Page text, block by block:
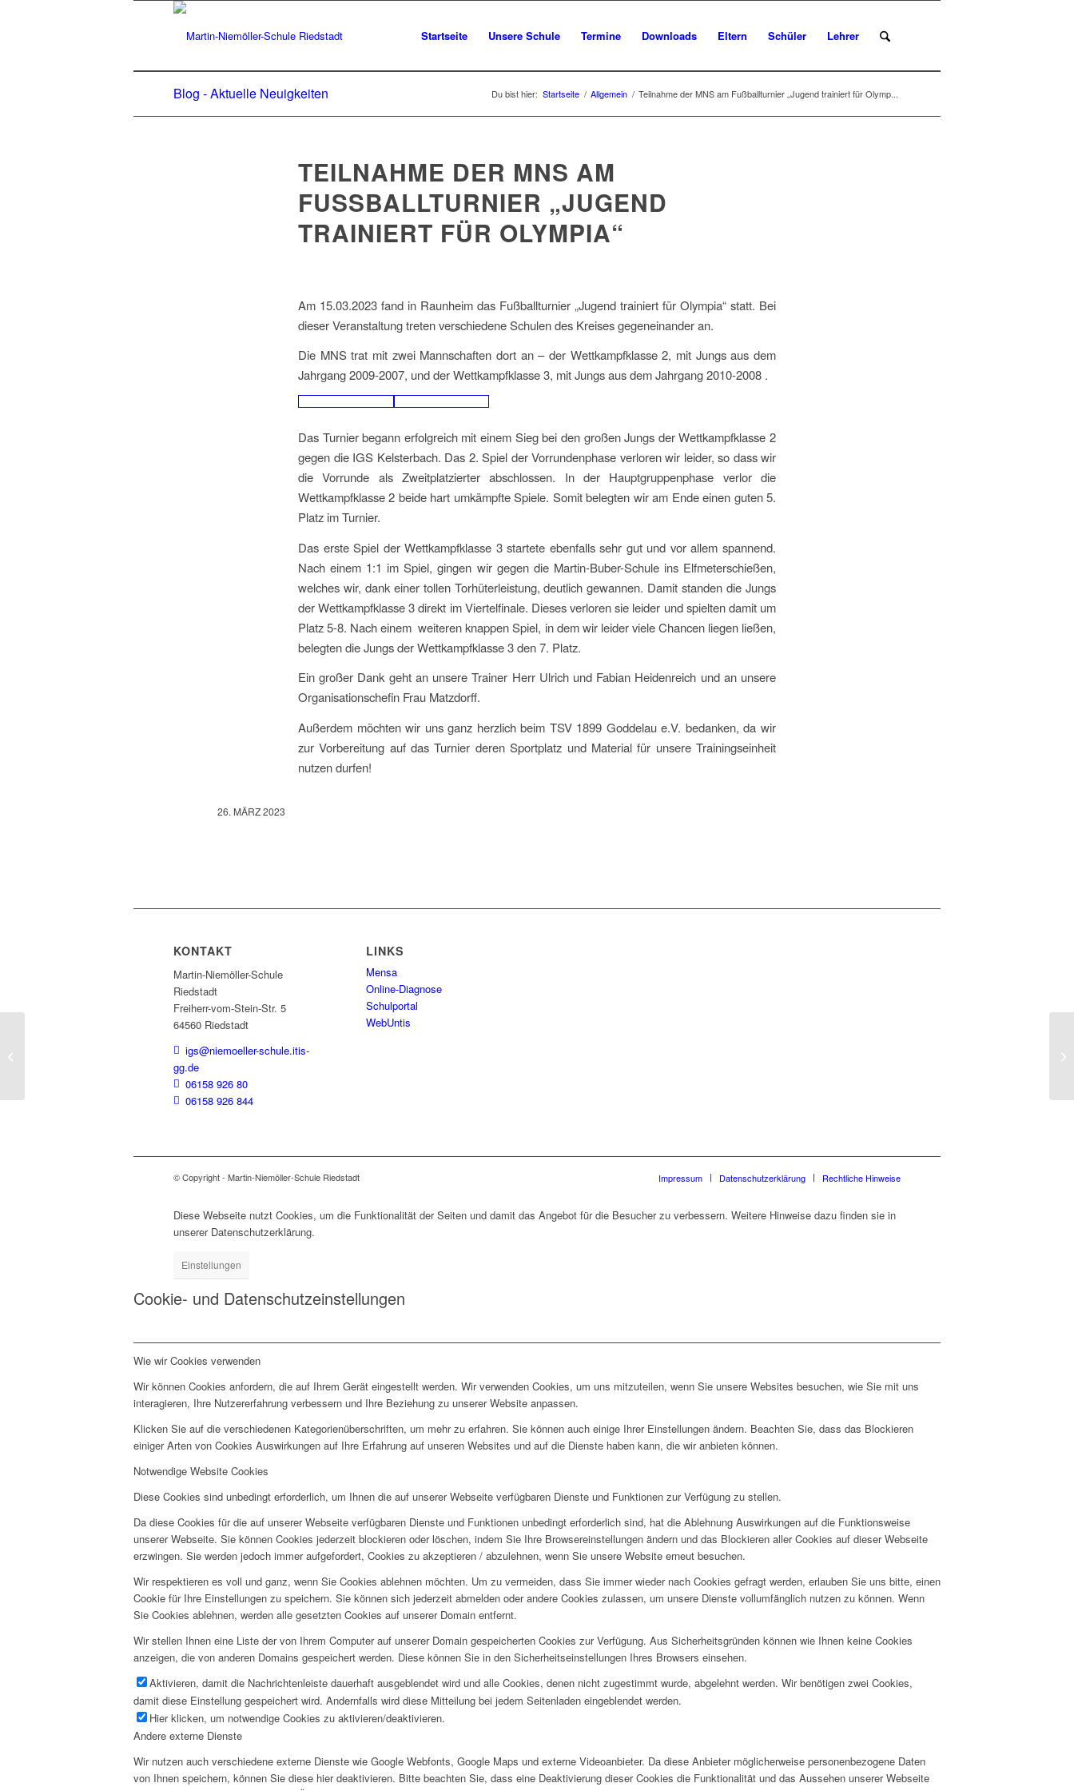
Startseite Unsere Schule Termine Downloads Eltern Schüler Lehrer
Blog - Aktuelle Neuigkeiten Du bist hier: Startseite / Allgemein / Teilnahme der MNS am Fußballturnier „Jugend trainiert für Olymp...
TEILNAHME DER MNS AM
FUSSBALLTURNIER „JUGEND T
RAINIERT FÜR OLYMPIA“
Am 15.03.2023 fand in Raunheim das Fußballturnier „Jugend trainiert für Olympia“ statt. Bei
dieser Veranstaltung treten verschiedene Schulen des Kreises gegeneinander an.
Die MNS trat mit zwei Mannschaften dort an – der Wettkampfklasse 2, mit Jungs aus dem
Jahrgang 2009-2007, und der Wettkampfklasse 3, mit Jungs aus dem Jahrgang 2010-2008 .
Das Turnier begann erfolgreich mit einem Sieg bei den großen Jungs der Wettkampfklasse 2
gegen die IGS Kelsterbach. Das 2. Spiel der Vorrundenphase verloren wir leider, so dass wir
die Vorrunde als Zweitplatzierter abschlossen. In der Hauptgruppenphase verlor die
Wettkampfklasse 2 beide hart umkämpfte Spiele. Somit belegten wir am Ende einen guten 5.
Platz im Turnier.
Das erste Spiel der Wettkampfklasse 3 startete ebenfalls sehr gut und vor allem spannend.
Nach einem 1:1 im Spiel, gingen wir gegen die Martin-Buber-Schule ins Elfmeterschießen,
welches wir, dank einer tollen Torhüterleistung, deutlich gewannen. Damit standen die Jungs
der Wettkampfklasse 3 direkt im Viertelfinale. Dieses verloren sie leider und spielten damit um
Platz 5-8. Nach einem weiteren knappen Spiel, in dem wir leider viele Chancen liegen ließen,
belegten die Jungs der Wettkampfklasse 3 den 7. Platz.
Ein großer Dank geht an unsere Trainer Herr Ulrich und Fabian Heidenreich und an unsere
Organisationschefin Frau Matzdorff.
Außerdem möchten wir uns ganz herzlich beim TSV 1899 Goddelau e.V. bedanken, da wir
zur Vorbereitung auf das Turnier deren Sportplatz und Material für unsere Trainingseinheit
nutzen durfen!
26. MÄRZ 2023
KONTAKT
Martin-Niemöller-Schule
Riedstadt
Freiherr-vom-Stein-Str. 5
64560 Riedstadt
igs@niemoeller-schule.itis-
gg.de
06158 926 80
06158 926 844
LINKS
Mensa
Online-Diagnose
Schulportal
WebUntis
© Copyright - Martin-Niemöller-Schule Riedstadt Impressum Datenschutzerklärung Rechtliche Hinweise
Diese Webseite nutzt Cookies, um die Funktionalität der Seiten und damit das Angebot für die Besucher zu verbessern. Weitere Hinweise dazu finden sie in
unserer Datenschutzerklärung.
Einstellungen
Cookie- und Datenschutzeinstellungen
Wie wir Cookies verwenden
Wir können Cookies anfordern, die auf Ihrem Gerät eingestellt werden. Wir verwenden Cookies, um uns mitzuteilen, wenn Sie unsere Websites besuchen, wie Sie mit uns
interagieren, Ihre Nutzererfahrung verbessern und Ihre Beziehung zu unserer Website anpassen.
Klicken Sie auf die verschiedenen Kategorienüberschriften, um mehr zu erfahren. Sie können auch einige Ihrer Einstellungen ändern. Beachten Sie, dass das Blockieren
einiger Arten von Cookies Auswirkungen auf Ihre Erfahrung auf unseren Websites und auf die Dienste haben kann, die wir anbieten können.
Notwendige Website Cookies
Diese Cookies sind unbedingt erforderlich, um Ihnen die auf unserer Webseite verfügbaren Dienste und Funktionen zur Verfügung zu stellen.
Da diese Cookies für die auf unserer Webseite verfügbaren Dienste und Funktionen unbedingt erforderlich sind, hat die Ablehnung Auswirkungen auf die Funktionsweise
unserer Webseite. Sie können Cookies jederzeit blockieren oder löschen, indem Sie Ihre Browsereinstellungen ändern und das Blockieren aller Cookies auf dieser Webseite
erzwingen. Sie werden jedoch immer aufgefordert, Cookies zu akzeptieren / abzulehnen, wenn Sie unsere Website erneut besuchen.
Wir respektieren es voll und ganz, wenn Sie Cookies ablehnen möchten. Um zu vermeiden, dass Sie immer wieder nach Cookies gefragt werden, erlauben Sie uns bitte, einen
Cookie für Ihre Einstellungen zu speichern. Sie können sich jederzeit abmelden oder andere Cookies zulassen, um unsere Dienste vollumfänglich nutzen zu können. Wenn
Sie Cookies ablehnen, werden alle gesetzten Cookies auf unserer Domain entfernt.
Wir stellen Ihnen eine Liste der von Ihrem Computer auf unserer Domain gespeicherten Cookies zur Verfügung. Aus Sicherheitsgründen können wie Ihnen keine Cookies
anzeigen, die von anderen Domains gespeichert werden. Diese können Sie in den Sicherheitseinstellungen Ihres Browsers einsehen.
Aktivieren, damit die Nachrichtenleiste dauerhaft ausgeblendet wird und alle Cookies, denen nicht zugestimmt wurde, abgelehnt werden. Wir benötigen zwei Cookies,
damit diese Einstellung gespeichert wird. Andernfalls wird diese Mitteilung bei jedem Seitenladen eingeblendet werden.
Hier klicken, um notwendige Cookies zu aktivieren/deaktivieren.
Andere externe Dienste
Wir nutzen auch verschiedene externe Dienste wie Google Webfonts, Google Maps und externe Videoanbieter. Da diese Anbieter möglicherweise personenbezogene Daten
von Ihnen speichern, können Sie diese hier deaktivieren. Bitte beachten Sie, dass eine Deaktivierung dieser Cookies die Funktionalität und das Aussehen unserer Webseite